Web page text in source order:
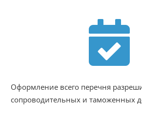

Оформление всего перечня
сопроводительных и таможенных